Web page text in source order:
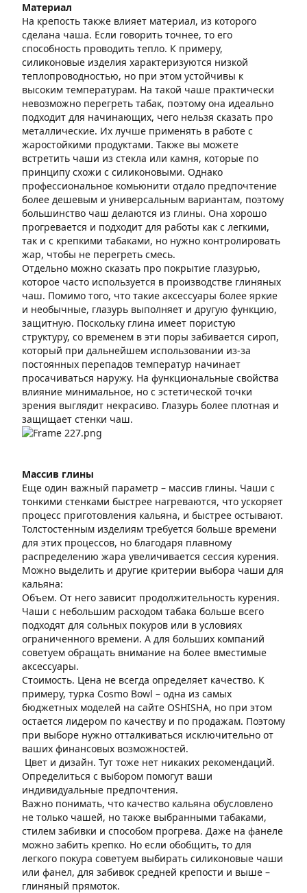
Материал
На крепость также влияет материал, из которого
сделана чаша. Если говорить точнее, то его
способность проводить тепло. К примеру,
силиконовые изделия характеризуются низкой
теплопроводностью, но при этом устойчивы к
высоким температурам. На такой чаше практически
невозможно перегреть табак, поэтому она идеально
подходит для начинающих, чего нельзя сказать про
металлические. Их лучше применять в работе с
жаростойкими продуктами. Также вы можете
встретить чаши из стекла или камня, которые по
принципу схожи с силиконовыми. Однако
профессиональное комьюнити отдало предпочтение
более дешевым и универсальным вариантам, поэтому
большинство чаш делаются из глины. Она хорошо
прогревается и подходит для работы как с легкими,
так и с крепкими табаками, но нужно контролировать
жар, чтобы не перегреть смесь.
Отдельно можно сказать про покрытие глазурью,
которое часто используется в производстве глиняных
чаш. Помимо того, что такие аксессуары более яркие
и необычные, глазурь выполняет и другую функцию,
защитную. Поскольку глина имеет пористую
структуру, со временем в эти поры забивается сироп,
который при дальнейшем использовании из-за
постоянных перепадов температур начинает
просачиваться наружу. На функциональные свойства
влияние минимальное, но с эстетической точки
зрения выглядит некрасиво. Глазурь более плотная и
защищает стенки чаш.
Массив глины
Еще один важный параметр – массив глины. Чаши с
тонкими стенками быстрее нагреваются, что ускоряет
процесс приготовления кальяна, и быстрее остывают.
Толстостенным изделиям требуется больше времени
для этих процессов, но благодаря плавному
распределению жара увеличивается сессия курения.
Можно выделить и другие критерии выбора чаши для
кальяна:
Объем. От него зависит продолжительность курения.
Чаши с небольшим расходом табака больше всего
подходят для сольных покуров или в условиях
ограниченного времени. А для больших компаний
советуем обращать внимание на более вместимые
аксессуары.
Стоимость. Цена не всегда определяет качество. К
примеру, турка Cosmo Bowl – одна из самых
бюджетных моделей на сайте OSHISHA, но при этом
остается лидером по качеству и по продажам. Поэтому
при выборе нужно отталкиваться исключительно от
ваших финансовых возможностей.
Цвет и дизайн. Тут тоже нет никаких рекомендаций.
Определиться с выбором помогут ваши
индивидуальные предпочтения.
Важно понимать, что качество кальяна обусловлено
не только чашей, но также выбранными табаками,
стилем забивки и способом прогрева. Даже на фанеле
можно забить крепко. Но если обобщить, то для
легкого покура советуем выбирать силиконовые чаши
или фанел, для забивок средней крепости и выше –
глиняный прямоток.